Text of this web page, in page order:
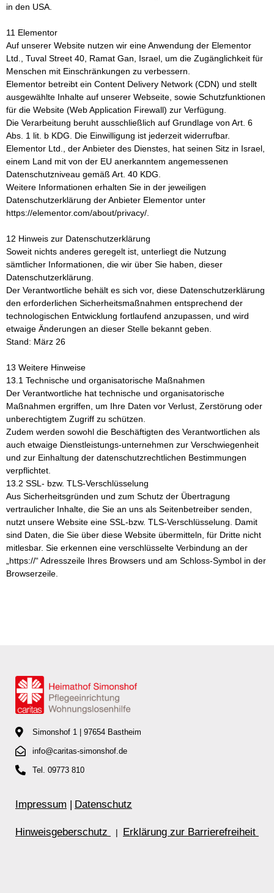
in den USA.
11 Elementor
Auf unserer Website nutzen wir eine Anwendung der Elementor
Ltd., Tuval Street 40, Ramat Gan, Israel, um die Zugänglichkeit für
Menschen mit Einschränkungen zu verbessern.
Elementor betreibt ein Content Delivery Network (CDN) und stellt
ausgewählte Inhalte auf unserer Webseite, sowie Schutzfunktionen
für die Website (Web Application Firewall) zur Verfügung.
Die Verarbeitung beruht ausschließlich auf Grundlage von Art. 6
Abs. 1 lit. b KDG. Die Einwilligung ist jederzeit widerrufbar.
Elementor Ltd., der Anbieter des Dienstes, hat seinen Sitz in Israel,
einem Land mit von der EU anerkanntem angemessenen
Datenschutzniveau gemäß Art. 40 KDG.
Weitere Informationen erhalten Sie in der jeweiligen
Datenschutzerklärung der Anbieter Elementor unter
https://elementor.com/about/privacy/.
12 Hinweis zur Datenschutzerklärung
Soweit nichts anderes geregelt ist, unterliegt die Nutzung
sämtlicher Informationen, die wir über Sie haben, dieser
Datenschutzerklärung.
Der Verantwortliche behält es sich vor, diese Datenschutzerklärung
den erforderlichen Sicherheitsmaßnahmen entsprechend der
technologischen Entwicklung fortlaufend anzupassen, und wird
etwaige Änderungen an dieser Stelle bekannt geben.
Stand: März 26
13 Weitere Hinweise
13.1 Technische und organisatorische Maßnahmen
Der Verantwortliche hat technische und organisatorische
Maßnahmen ergriffen, um Ihre Daten vor Verlust, Zerstörung oder
unberechtigtem Zugriff zu schützen.
Zudem werden sowohl die Beschäftigten des Verantwortlichen als
auch etwaige Dienstleistungs-unternehmen zur Verschwiegenheit
und zur Einhaltung der datenschutzrechtlichen Bestimmungen
verpflichtet.
13.2 SSL- bzw. TLS-Verschlüsselung
Aus Sicherheitsgründen und zum Schutz der Übertragung
vertraulicher Inhalte, die Sie an uns als Seitenbetreiber senden,
nutzt unsere Website eine SSL-bzw. TLS-Verschlüsselung. Damit
sind Daten, die Sie über diese Website übermitteln, für Dritte nicht
mitlesbar. Sie erkennen eine verschlüsselte Verbindung an der
„https://“ Adresszeile Ihres Browsers und am Schloss-Symbol in der
Browserzeile.
Simonshof 1 | 97654 Bastheim
info@caritas-simonshof.de
Tel. 09773 810
Impressum | Datenschutz
Hinweisgeberschutz | Erklärung zur Barrierefreiheit